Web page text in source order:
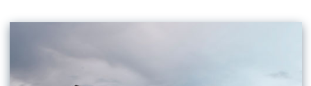
безопасности, комфорта и